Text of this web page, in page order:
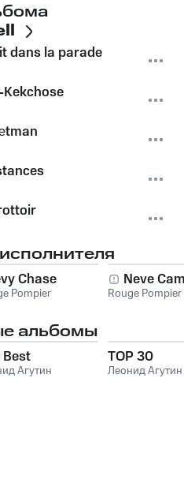
dans la parade
Chase
Pompier
Neve
Rouge Pompier
альбомы
Best
Агутин
TOP 30
Леонид Агутин